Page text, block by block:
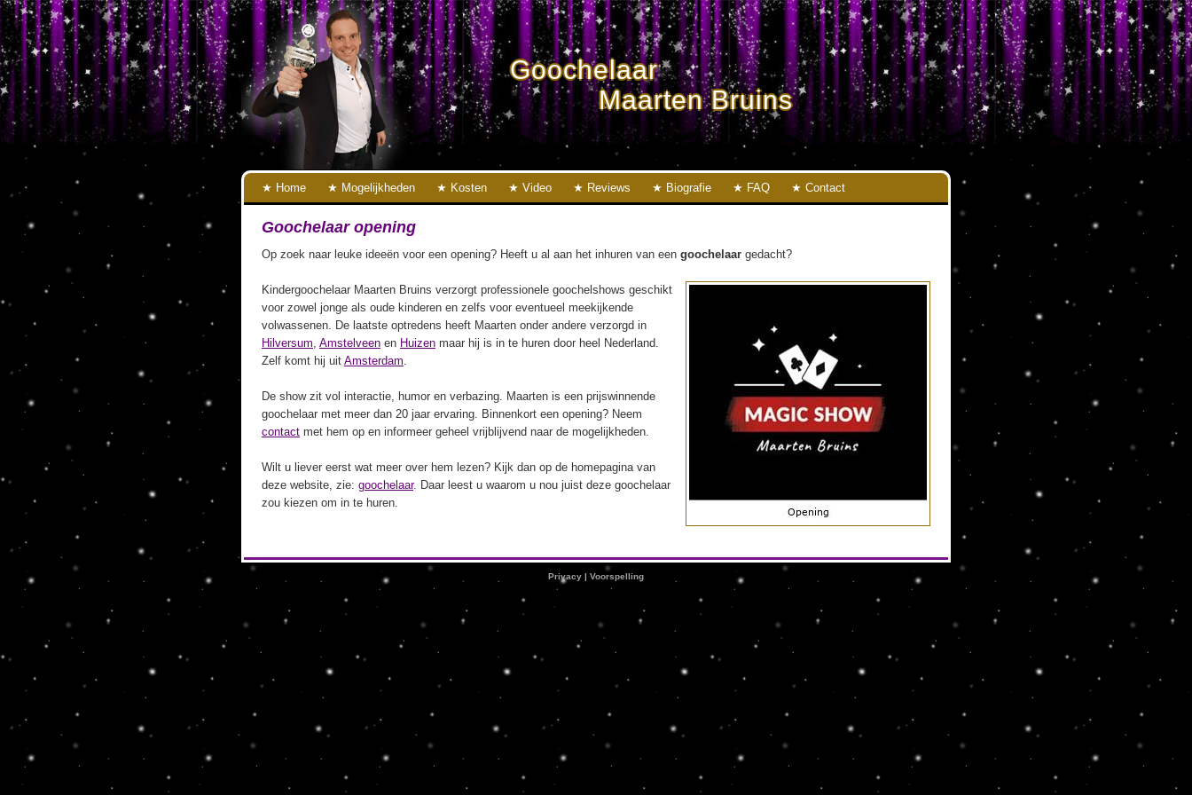
Goochelaar
Maarten Bruins
Home Mogelijkheden Kosten Video Reviews Biografie FAQ Contact
Goochelaar opening
Op zoek naar leuke ideeën voor een opening? Heeft u al aan het inhuren van een goochelaar gedacht?
Kindergoochelaar Maarten Bruins verzorgt professionele goochelshows geschikt
voor zowel jonge als oude kinderen en zelfs voor eventueel meekijkende
volwassenen. De laatste optredens heeft Maarten onder andere verzorgd in
Hilversum, Amstelveen en Huizen maar hij is in te huren door heel Nederland.
Zelf komt hij uit Amsterdam.
De show zit vol interactie, humor en verbazing. Maarten is een prijswinnende
goochelaar met meer dan 20 jaar ervaring. Binnenkort een opening? Neem
contact met hem op en informeer geheel vrijblijvend naar de mogelijkheden.
Wilt u liever eerst wat meer over hem lezen? Kijk dan op de homepagina van
deze website, zie: goochelaar. Daar leest u waarom u nou juist deze goochelaar
zou kiezen om in te huren.
Privacy | Voorspelling